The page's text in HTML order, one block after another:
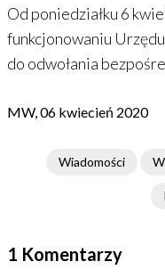
Od poniedziałku 6
funkcjonowaniu
do odwołania
MW, 06 kwiecień 2020
Wiadomości
1 Komentarzy